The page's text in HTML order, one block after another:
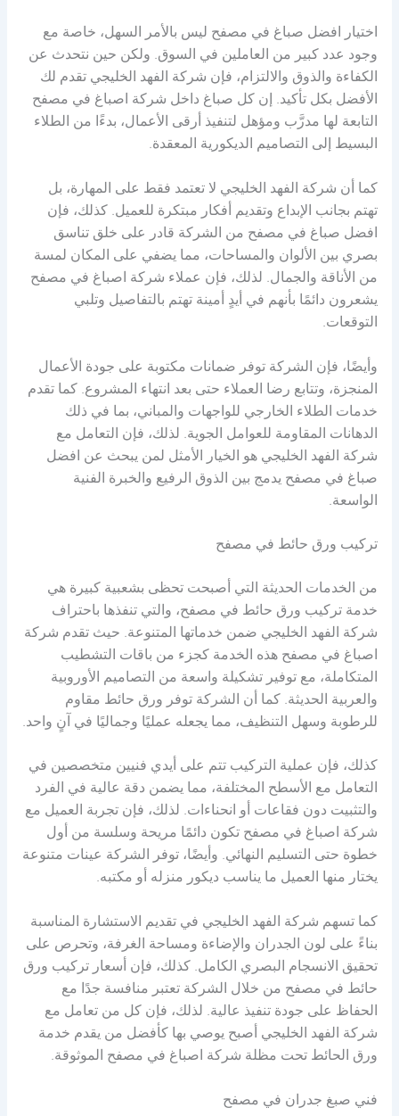
اختيار افضل صباغ في مصفح ليس بالأمر السهل، خاصة مع
وجود عدد كبير من العاملين في السوق. ولكن حين نتحدث عن
الكفاءة والذوق والالتزام، فإن شركة الفهد الخليجي تقدم لك
الأفضل بكل تأكيد. إن كل صباغ داخل شركة اصباغ في مصفح
التابعة لها مدرَّب ومؤهل لتنفيذ أرقى الأعمال، بدءًا من الطلاء
البسيط إلى التصاميم الديكورية المعقدة.
كما أن شركة الفهد الخليجي لا تعتمد فقط على المهارة، بل
تهتم بجانب الإبداع وتقديم أفكار مبتكرة للعميل. كذلك، فإن
افضل صباغ في مصفح من الشركة قادر على خلق تناسق
بصري بين الألوان والمساحات، مما يضفي على المكان لمسة
من الأناقة والجمال. لذلك، فإن عملاء شركة اصباغ في مصفح
يشعرون دائمًا بأنهم في أيدٍ أمينة تهتم بالتفاصيل وتلبي
التوقعات.
وأيضًا، فإن الشركة توفر ضمانات مكتوبة على جودة الأعمال
المنجزة، وتتابع رضا العملاء حتى بعد انتهاء المشروع. كما تقدم
خدمات الطلاء الخارجي للواجهات والمباني، بما في ذلك
الدهانات المقاومة للعوامل الجوية. لذلك، فإن التعامل مع
شركة الفهد الخليجي هو الخيار الأمثل لمن يبحث عن افضل
صباغ في مصفح يدمج بين الذوق الرفيع والخبرة الفنية
الواسعة.
تركيب ورق حائط في مصفح
من الخدمات الحديثة التي أصبحت تحظى بشعبية كبيرة هي
خدمة تركيب ورق حائط في مصفح، والتي تنفذها باحتراف
شركة الفهد الخليجي ضمن خدماتها المتنوعة. حيث تقدم شركة
اصباغ في مصفح هذه الخدمة كجزء من باقات التشطيب
المتكاملة، مع توفير تشكيلة واسعة من التصاميم الأوروبية
والعربية الحديثة. كما أن الشركة توفر ورق حائط مقاوم
للرطوبة وسهل التنظيف، مما يجعله عمليًا وجماليًا في آنٍ واحد.
كذلك، فإن عملية التركيب تتم على أيدي فنيين متخصصين في
التعامل مع الأسطح المختلفة، مما يضمن دقة عالية في الفرد
والتثبيت دون فقاعات أو انحناءات. لذلك، فإن تجربة العميل مع
شركة اصباغ في مصفح تكون دائمًا مريحة وسلسة من أول
خطوة حتى التسليم النهائي. وأيضًا، توفر الشركة عينات متنوعة
يختار منها العميل ما يناسب ديكور منزله أو مكتبه.
كما تسهم شركة الفهد الخليجي في تقديم الاستشارة المناسبة
بناءً على لون الجدران والإضاءة ومساحة الغرفة، وتحرص على
تحقيق الانسجام البصري الكامل. كذلك، فإن أسعار تركيب ورق
حائط في مصفح من خلال الشركة تعتبر منافسة جدًا مع
الحفاظ على جودة تنفيذ عالية. لذلك، فإن كل من تعامل مع
شركة الفهد الخليجي أصبح يوصي بها كأفضل من يقدم خدمة
ورق الحائط تحت مظلة شركة اصباغ في مصفح الموثوقة.
فني صبغ جدران في مصفح